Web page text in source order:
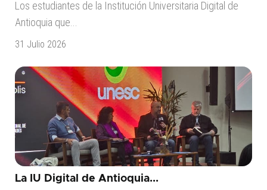
Los estudiantes de la Institución Universitaria Digital de
Antioquia que...
31 Julio 2026
La IU Digital de Antioquia...